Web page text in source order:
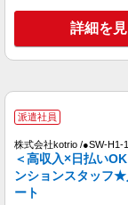
0〜
り
キープ
詳細を
派遣社員
株式会社kotrio /●SW-H1-
＜高収入×日払い
ンションスタッフ
ート